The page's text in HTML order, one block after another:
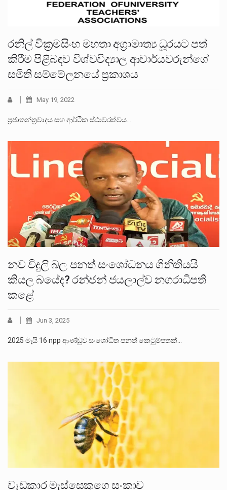
රනිල් වික්‍රමසිංහ මහතා අග්‍රාමාත්‍ය ධූරයට පත්
කිරීම පිළිබඳව විශ්වවිද්‍යාල ආචාර්යවරුන්ගේ
සමිති සම්මේලනයේ ප්‍රකාශය
May 19, 2022
ප්‍රජාතන්ත්‍රවාදය සහ ආර්ථික ස්ථාවරත්වය…
නව විදුලි බල පනත් සංශෝධනය ගිනිතියයි
කියල බයේද? රන්ජන් ජයලාල්ව නගරාධිපති
කළේ
Jun 3, 2025
2025 මැයි 16 npp ආණ්ඩුව සංශෝධිත පනත් කෙටුම්පතක්…
වැඩකාර මැස්සෙකුගෙ සංකාව